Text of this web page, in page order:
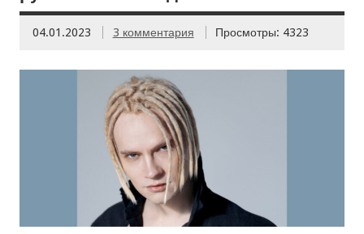
04.01.2023 3 комментария Просмотры: 4323